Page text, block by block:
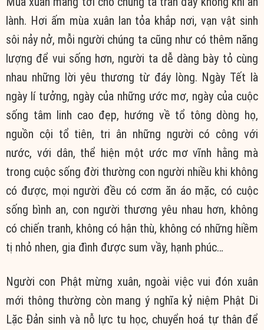
lành. Hơi ấm mùa xuân lan tỏa khắp nơi, vạn vật sinh
sôi nảy nở, mỗi người chúng ta cũng như có thêm năng
lượng để vui sống hơn, người ta dễ dàng bày tỏ cùng
nhau những lời yêu thương từ đáy lòng. Ngày Tết là
ngày lí tưởng, ngày của những ước mơ, ngày của cuộc
sống tâm linh cao đẹp, hướng về tổ tông dòng họ,
nguồn cội tổ tiên, tri ân những người có công với
nước, với dân, thể hiện một ước mơ vĩnh hằng mà
trong cuộc sống đời thường con người nhiều khi không
có được, mọi người đều có cơm ăn áo mặc, có cuộc
sống bình an, con người thương yêu nhau hơn, không
có chiến tranh, không có hận thù, không có những hiềm
tị nhỏ nhen, gia đình được sum vầy, hạnh phúc…
Người con Phật mừng xuân, ngoài việc vui đón xuân
mới thông thường còn mang ý nghĩa kỷ niệm Phật Di
Lặc Đản sinh và nỗ lực tu học, chuyển hoá tự thân để